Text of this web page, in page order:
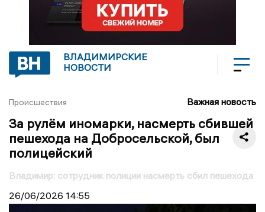
ВЛАДИМИРСКИЕ
НОВОСТИ
Происшествия Важная новость
За рулём иномарки, насмерть сбившей
пешехода на Добросельской, был
полицейский
Владимир: сотрудник полиции насмерть сбил пешехода
26/06/2026 14:55